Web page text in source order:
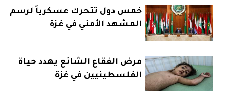
خمس دول تتحرك عسكرياً لرسم
المشهد الأمني في غزة
مرض الفقاع الشائع يهدد حياة
الفلسطينيين في غزة